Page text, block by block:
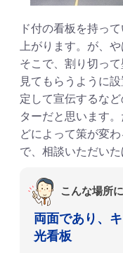
ド付の看板を持っ
上がります。が、や
そこで、割り切っ
見てもらうように
定して宣伝するな
ターだと思います
どによって策が変
で、相談いただいた
こんな場所
両面であり、
光看板